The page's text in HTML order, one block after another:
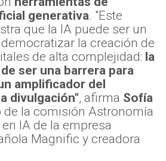
generativa. "Este
que la IA puede ser un
la creación de
de alta complejidad: la
ser una barrera para
amplificador del
divulgación", afirma Sofía
de la comisión Astronomía
IA de la empresa
Magnific y creadora